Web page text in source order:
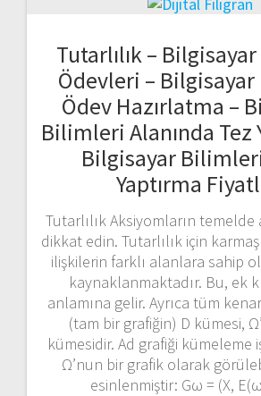
Tutarlılık –
Ödevleri –
Ödev Hazırlatma –
Bilimleri Alanında Tez
Bilgisayar
Yaptırma
Tutarlılık Aksiyomların
dikkat edin. Tutarlılık için
ilişkilerin farklı alanlara sahip
kaynaklanmaktadır. Bu, ek
anlamına gelir. Ayrıca tüm
(tam bir grafiğin) D kümesi,
kümesidir. Ad grafiği kümeleme
Ω’nun bir grafik olarak
esinlenmiştir: Gω = (X,